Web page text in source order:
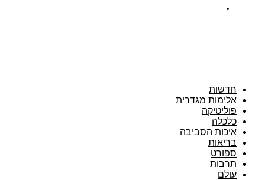
חדשות
אלימות מגדרית
פוליטיקה
כלכלה
איכות הסביבה
בריאות
ספורט
תרבות
עולם